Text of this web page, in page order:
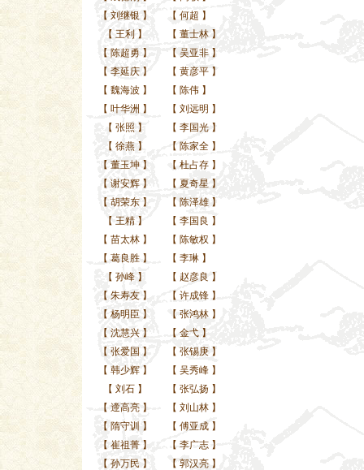
【 刘继银 】 【 何超 】
【 王利 】 【 董士林 】
【 陈超勇 】 【 吴亚非 】
【 李延庆】 【 黄彦平 】
【 魏海波 】 【 陈伟 】
【 叶华洲 】 【 刘远明 】
【 张照 】 【 李国光 】
【 徐燕】 【 陈家全 】
【 董玉坤】 【 杜占存 】
【 谢安辉】 【 夏奇星 】
【 胡荣东】 【 陈泽雄 】
【 王精】 【 李国良 】
【 苗太林】 【 陈敏权 】
【 葛良胜】 【 李琳 】
【 孙峰】 【 赵彦良 】
【 朱寿友】 【 许成锋 】
【 杨明臣 】 【 张鸿林 】
【 沈慧兴】 【 金弋 】
【 张爱国 】 【 张锡庚 】
【 韩少辉】 【 吴秀峰 】
【 刘石】 【 张弘扬 】
【 遆高亮】 【 刘山林 】
【 隋守训 】 【 傅亚成 】
【 崔祖菁】 【 李广志 】
【 孙万民 】 【 郭汉亮 】